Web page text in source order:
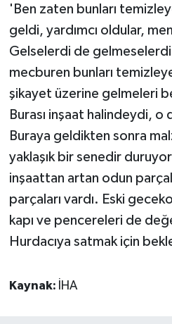
'Ben zaten bunları
geldi, yardımcı oldular,
Gelselerdi de gelmeselerdi
mecburen bunları
şikayet üzerine gelmeleri
Burası inşaat halindeydi, o
Buraya geldikten sonra
yaklaşık bir senedir
inşaattan artan odun
parçaları vardı. Eski
kapı ve pencereleri de
Hurdacıya satmak için
Kaynak: İHA